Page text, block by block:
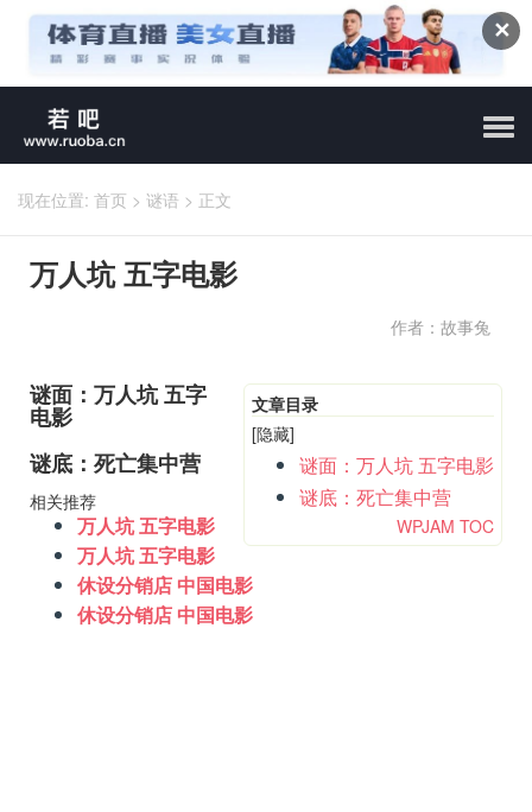
✕
现在位置: 首页 > 谜语 > 正文
万人坑 五字电影
作者：故事兔
文章目录
[隐藏]
谜面：万人坑 五字电影
谜底：死亡集中营
WPJAM TOC
谜面：万人坑 五字
电影
谜底：死亡集中营
相关推荐
万人坑 五字电影
万人坑 五字电影
休设分销店 中国电影
休设分销店 中国电影